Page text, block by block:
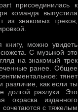
присоединилась к
команда выпустила
из знакомых треков,
книгу, можно увидеть
С музыкой это
на знакомый трек
ранее. Общее
тянет
различие, как если ты
долгой разлуки. Это
окраска изданного
с тяжелым